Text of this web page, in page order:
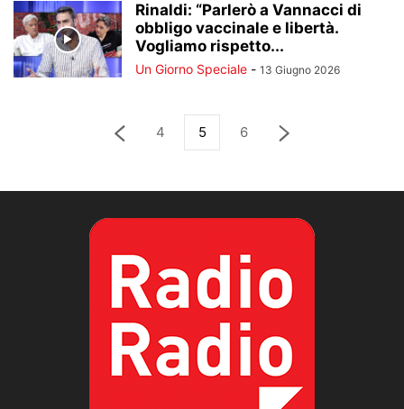
Rinaldi: “Parlerò a Vannacci di
obbligo vaccinale e libertà.
Vogliamo rispetto...
Un Giorno Speciale - 13 Giugno 2026
4 5 6